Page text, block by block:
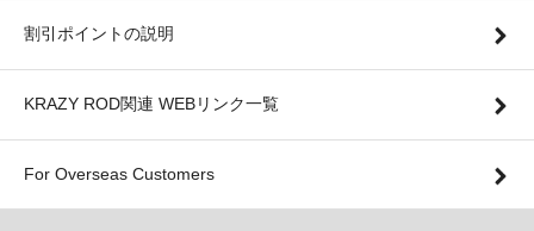
割引ポイントの説明
KRAZY ROD関連 WEBリンク一覧
For Overseas Customers